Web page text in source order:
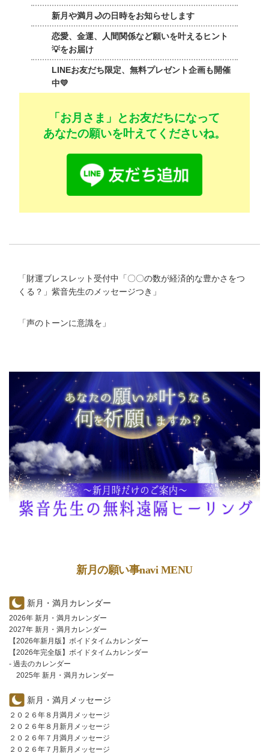
新月や満月🌙の日時をお知らせします
恋愛、金運、人間関係など願いを叶えるヒント
💡をお届け
LINEお友だち限定、無料プレゼント企画も開催
中💛
「お月さま」とお友だちになって
あなたの願いを叶えてくださいね。
「財運ブレスレット受付中「〇〇の数が経済的な豊かさをつ
くる？」紫音先生のメッセージつき 」
「声のトーンに意識を 」
新月の願い事navi MENU
新月・満月カレンダー
2026年 新月・満月カレンダー
2027年 新月・満月カレンダー
【2026年新月版】ボイドタイムカレンダー
【2026年完全版】ボイドタイムカレンダー
- 過去のカレンダー
2025年 新月・満月カレンダー
新月・満月メッセージ
２０２６年８月満月メッセージ
２０２６年８月新月メッセージ
２０２６年７月満月メッセージ
２０２６年７月新月メッセージ